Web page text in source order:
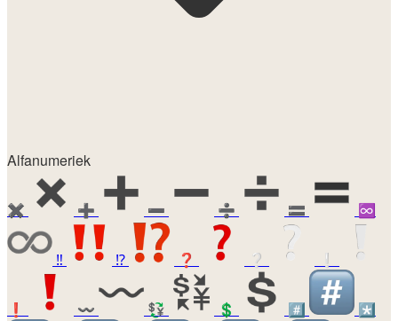
Alfanumeriek
✖️ ➕ ➖ ➗ 🟰 ♾️
‼️ ⁉️ ❓ ❔ ❕
❗ 〰️ 💱 💲 #️⃣ *️⃣